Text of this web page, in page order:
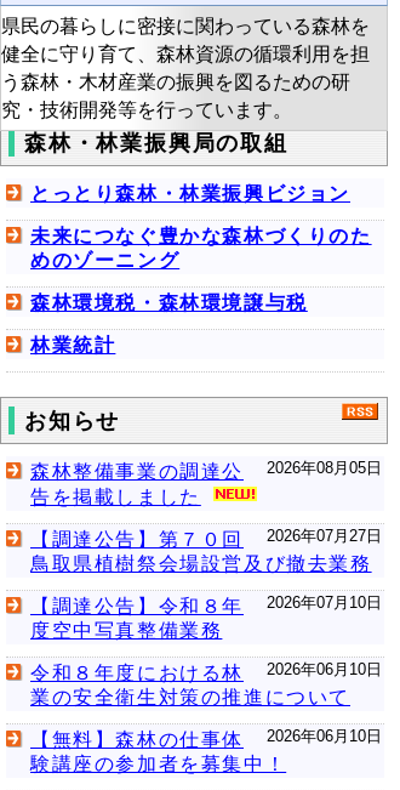
県民の暮らしに密接に関わっている森林を
健全に守り育て、森林資源の循環利用を担
う森林・木材産業の振興を図るための研
究・技術開発等を行っています。
森林・林業振興局の取組
とっとり森林・林業振興ビジョン
未来につなぐ豊かな森林づくりのた
めのゾーニング
森林環境税・森林環境譲与税
林業統計
お知らせ
2026年08月05日
森林整備事業の調達公
告を掲載しました
2026年07月27日
【調達公告】第７０回
鳥取県植樹祭会場設営及び撤去業務
2026年07月10日
【調達公告】令和８年
度空中写真整備業務
2026年06月10日
令和８年度における林
業の安全衛生対策の推進について
2026年06月10日
【無料】森林の仕事体
験講座の参加者を募集中！